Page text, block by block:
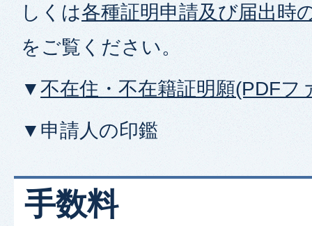
しくは各種証明申請及び届出時
をご覧ください。
▼不在住・不在籍証明願(PDFフ
▼申請人の印鑑
手数料